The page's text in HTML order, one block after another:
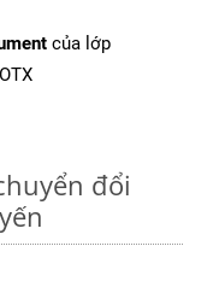
của lớp
đổi